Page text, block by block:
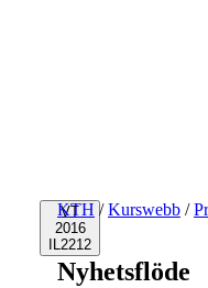
VT
2016
IL2212
KTH / Kurswebb /
Nyhetsflöde